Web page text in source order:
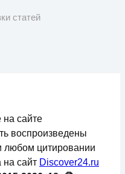
статей
сайте
воспроизведены
цитировании
на сайт Discover24.ru